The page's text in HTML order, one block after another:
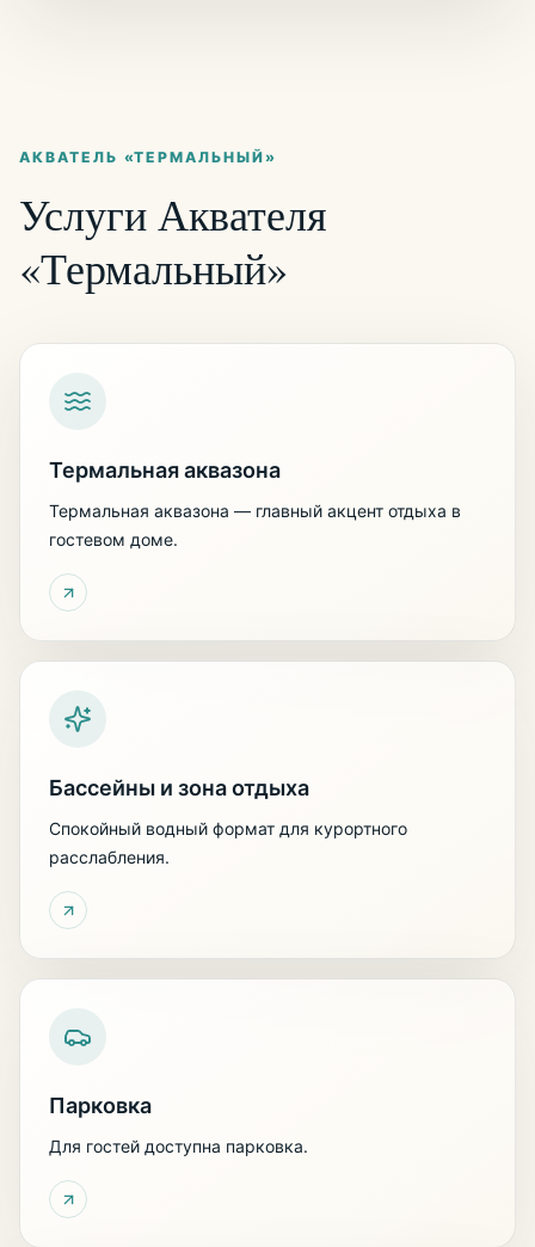
АКВАТЕЛЬ «ТЕРМАЛЬНЫЙ»
Услуги Аквателя
«Термальный»
Термальная аквазона
Термальная аквазона — главный акцент отдыха в
гостевом доме.
Бассейны и зона отдыха
Спокойный водный формат для курортного
расслабления.
Парковка
Для гостей доступна парковка.